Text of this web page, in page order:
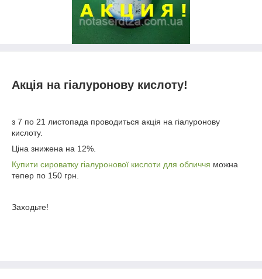
Акція на гіалуронову кислоту!
з 7 по 21 листопада проводиться акція на гіалуронову
кислоту.
Ціна знижена на 12%.
Купити сироватку гіалуронової кислоти для обличчя можна
тепер по 150 грн.
Заходьте!